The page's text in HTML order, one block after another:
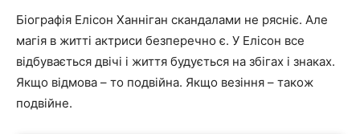
Біографія Елісон Ханніган скандалами не рясніє. Але
магія в житті актриси безперечно є. У Елісон все
відбувається двічі і життя будується на збігах і знаках.
Якщо відмова – то подвійна. Якщо везіння – також
подвійне.